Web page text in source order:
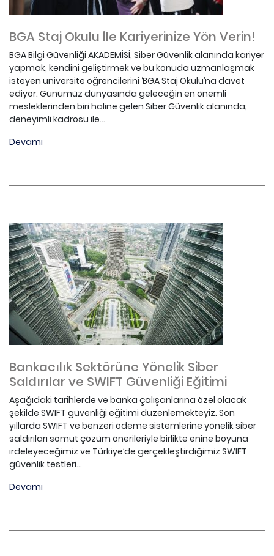
BGA Staj Okulu İle Kariyerinize Yön Verin!
BGA Bilgi Güvenliği AKADEMİSİ, Siber Güvenlik alanında kariyer
yapmak, kendini geliştirmek ve bu konuda uzmanlaşmak
isteyen üniversite öğrencilerini ‘BGA Staj Okulu’na davet
ediyor. Günümüz dünyasında geleceğin en önemli
mesleklerinden biri haline gelen Siber Güvenlik alanında;
deneyimli kadrosu ile...
Devamı
Bankacılık Sektörüne Yönelik Siber
Saldırılar ve SWIFT Güvenliği Eğitimi
Aşağıdaki tarihlerde ve banka çalışanlarına özel olacak
şekilde SWIFT güvenliği eğitimi düzenlemekteyiz. Son
yıllarda SWIFT ve benzeri ödeme sistemlerine yönelik siber
saldırıları somut çözüm önerileriyle birlikte enine boyuna
irdeleyeceğimiz ve Türkiye’de gerçekleştirdiğimiz SWIFT
güvenlik testleri...
Devamı